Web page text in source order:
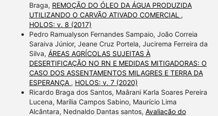
Braga, REMOÇÃO DO ÓLEO DA ÁGUA PRODUZIDA
UTILIZANDO O CARVÃO ATIVADO COMERCIAL ,
HOLOS: v. 8 (2017)
Pedro Ramualyson Fernandes Sampaio, João Correia
Saraiva Júnior, Jeane Cruz Portela, Jucirema Ferreira da
Silva, ÁREAS AGRÍCOLAS SUJEITAS À
DESERTIFICAÇÃO NO RN E MEDIDAS MITIGADORAS: O
CASO DOS ASSENTAMENTOS MILAGRES E TERRA DA
ESPERANÇA , HOLOS: v. 7 (2020)
Ricardo Braga dos Santos, Maârani Karla Soares Pereira
Lucena, Marília Campos Sabino, Maurício Lima
Alcântara, Nednaldo Dantas santos, Avaliação do